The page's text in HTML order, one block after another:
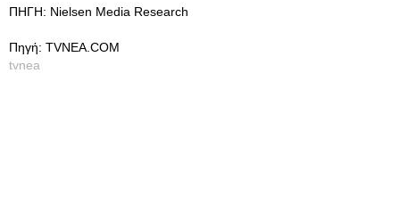
ΠΗΓΗ: Nielsen Media Research
Πηγή: TVNEA.COM
tvnea